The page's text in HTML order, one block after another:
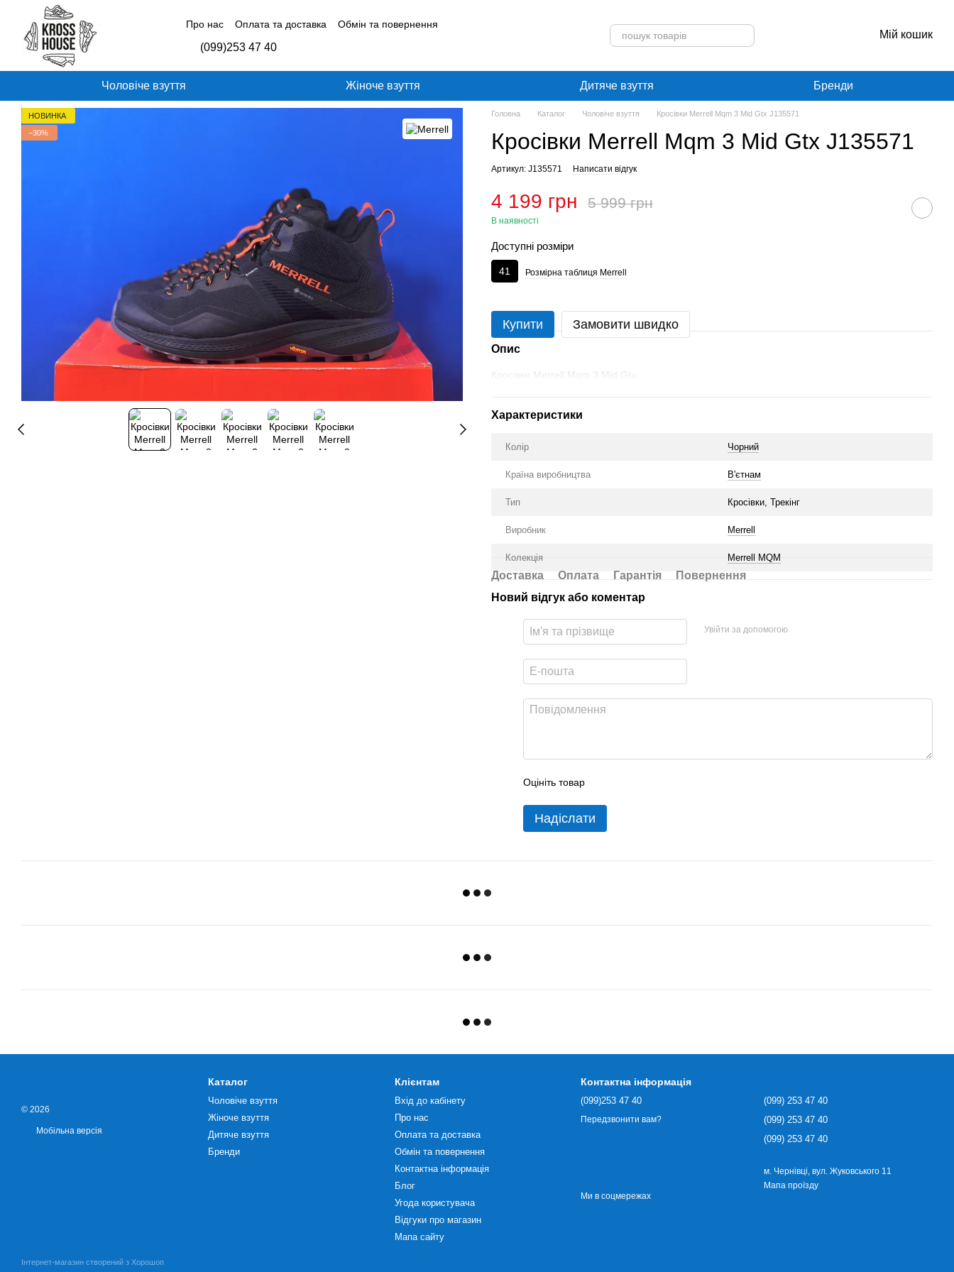
Перейти до основного контенту
Про нас
Оплата та доставка
Обмін та повернення
Відгуки про магазин
(099)253 47 40
Мій кошик
Чоловіче взуття Жіноче взуття Дитяче взуття Бренди
НОВИНКА
−30%
Головна Каталог Чоловіче взуття Кросівки Merrell Mqm 3 Mid Gtx J135571
Кросівки Merrell Mqm 3 Mid Gtx J135571
Артикул: J135571 Написати відгук
4 199 грн 5 999 грн
В наявності
Доступні розміри
41 Розмірна таблиця Merrell
Купити Замовити швидко
Опис
Кросівки Merrell Mqm 3 Mid Gtx
Характеристики
Колір Чорний
Країна виробництва В'єтнам
Тип Кросівки, Трекінг
Виробник Merrell
Колекція Merrell MQM
Доставка Оплата Гарантія
Повернення
Новий відгук або коментар
Увійти за допомогою
Оцініть товар
Надіслати
© 2026
Мобільна версія
Інтернет-магазин створений з Хорошоп
Каталог
Чоловіче взуття
Жіноче взуття
Дитяче взуття
Бренди
Клієнтам
Вхід до кабінету
Про нас
Оплата та доставка
Обмін та повернення
Контактна інформація
Блог
Угода користувача
Відгуки про магазин
Мапа сайту
Контактна інформація
(099)253 47 40
Передзвонити вам?
(099) 253 47 40
(099) 253 47 40
(099) 253 47 40
м. Чернівці, вул. Жуковського 11
Мапа проїзду
Ми в соцмережах